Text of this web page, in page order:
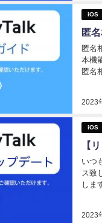
iOS
匿
2023
匿名
本機
匿名
iOS
【
2023
いつ
ス致
しま